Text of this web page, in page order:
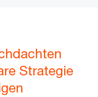
Strategie